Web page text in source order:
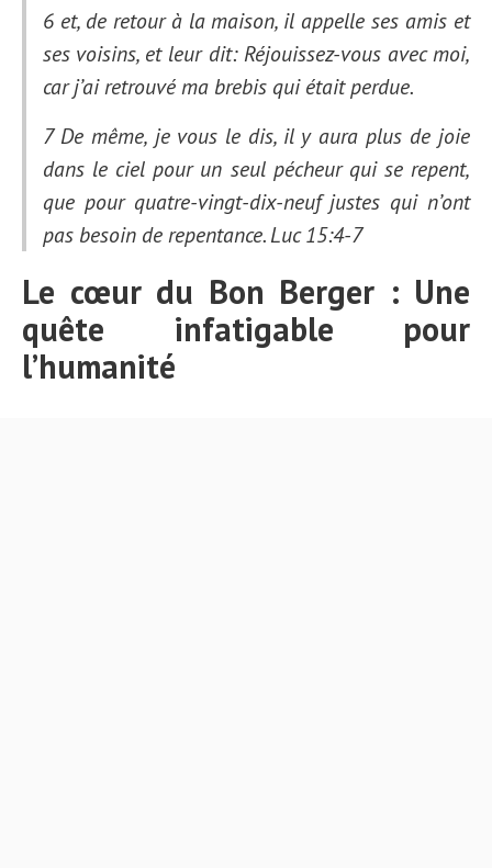
6 et, de retour à la maison, il appelle ses amis et
ses voisins, et leur dit: Réjouissez-vous avec moi,
car j’ai retrouvé ma brebis qui était perdue.
7 De même, je vous le dis, il y aura plus de joie
dans le ciel pour un seul pécheur qui se repent,
que pour quatre-vingt-dix-neuf justes qui n’ont
pas besoin de repentance.Luc 15:4-7
Le cœur du Bon Berger : Une
quête infatigable pour
l’humanité